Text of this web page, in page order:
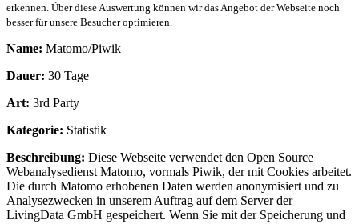
erkennen. Über diese Auswertung können wir das Angebot der Webseite noch
besser für unsere Besucher optimieren.
Name: Matomo/Piwik
Dauer: 30 Tage
Art: 3rd Party
Kategorie: Statistik
Beschreibung: Diese Webseite verwendet den Open Source
Webanalysedienst Matomo, vormals Piwik, der mit Cookies arbeitet.
Die durch Matomo erhobenen Daten werden anonymisiert und zu
Analysezwecken in unserem Auftrag auf dem Server der
LivingData GmbH gespeichert. Wenn Sie mit der Speicherung und